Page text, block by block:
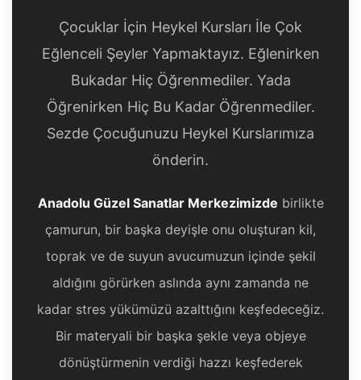
Çocuklar İçin Heykel Kursları İle Çok
Eğlenceli Şeyler Yapmaktayız. Eğlenirken
Bukadar Hiç Öğrenmediler. Yada
Öğrenirken Hiç Bu Kadar Öğrenmediler.
Sezde Çocuğunuzu Heykel Kurslarımıza
önderin.
Anadolu Güzel Sanatlar Merkezimizde birlikte
çamurun, bir başka deyişle onu oluşturan kil,
toprak ve de suyun avucumuzun içinde şekil
aldığını görürken aslında aynı zamanda ne
kadar stres yükümüzü azalttığını keşfedeceğiz.
Bir materyali bir başka şekle veya objeye
dönüştürmenin verdiği hazzı keşfederek